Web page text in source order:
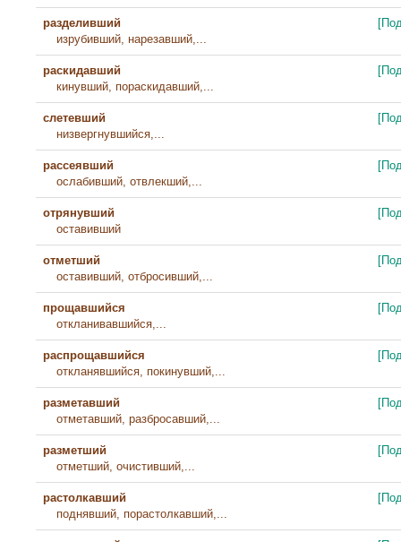
разделивший
изрубивший, нарезавший,...
раскидавший
кинувший, пораскидавший,...
слетевший
низвергнувшийся,...
рассеявший
ослабивший, отвлекший,...
отрянувший
оставивший
отметший
оставивший, отбросивший,...
прощавшийся
откланивавшийся,...
распрощавшийся
откланявшийся, покинувший,...
разметавший
отметавший, разбросавший,...
разметший
отметший, очистивший,...
растолкавший
поднявший, порастолкавший,...